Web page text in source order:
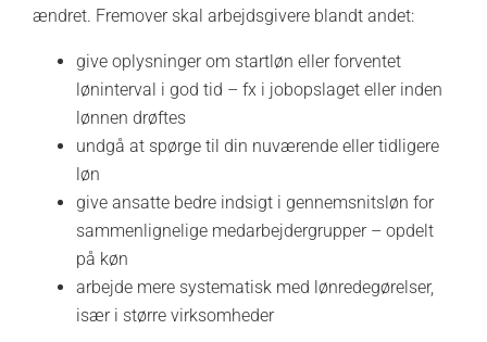
ændret. Fremover skal arbejdsgivere blandt andet:
give oplysninger om startløn eller forventet
løninterval i god tid – fx i jobopslaget eller inden
lønnen drøftes
undgå at spørge til din nuværende eller tidligere
løn
give ansatte bedre indsigt i gennemsnitsløn for
sammenlignelige medarbejdergrupper – opdelt
på køn
arbejde mere systematisk med lønredegørelser,
især i større virksomheder